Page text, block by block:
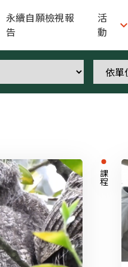
永續自願檢視報
告
活
動

課程